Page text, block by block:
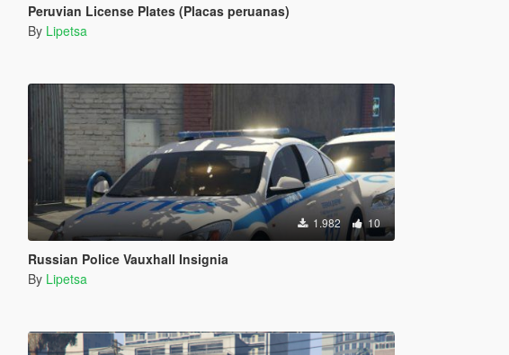
Peruvian License Plates (Placas peruanas)
By Lipetsa
1.982 10
Russian Police Vauxhall Insignia
By Lipetsa